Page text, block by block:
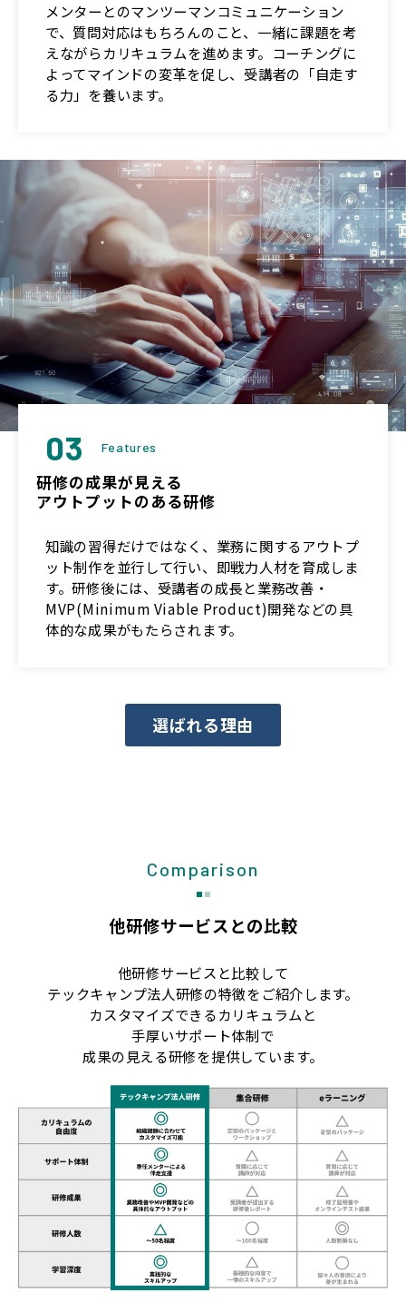
メンターとのマンツーマンコミュニケーション
で、質問対応はもちろんのこと、一緒に課題を考
えながらカリキュラムを進めます。コーチングに
よってマインドの変革を促し、受講者の「自走す
る力」を養います。
03 Features
研修の成果が見える
アウトプットのある研修
知識の習得だけではなく、業務に関するアウトプ
ット制作を並行して行い、即戦力人材を育成しま
す。研修後には、受講者の成長と業務改善・
MVP(Minimum Viable Product)開発などの具
体的な成果がもたらされます。
選ばれる理由
Comparison
他研修サービスとの比較
他研修サービスと比較して
テックキャンプ法人研修の特徴をご紹介します。
カスタマイズできるカリキュラムと
手厚いサポート体制で
成果の見える研修を提供しています。